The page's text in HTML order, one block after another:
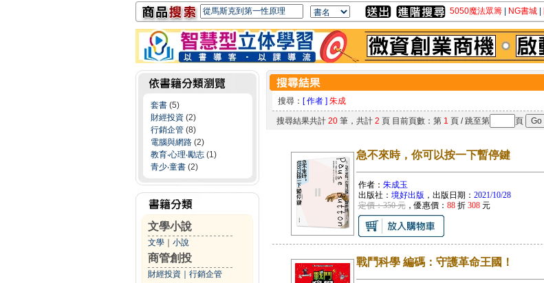
5050魔法眾籌 NG書城
套書 (5)
財經投資 (2)
行銷企管 (8)
電腦與網路 (2)
教育‧心理‧勵志 (1)
青少‧童書 (2)
文學小說
文學 小說
商管創投
財經投資 行銷企管
搜尋： [ 作者 ] 朱成
搜尋結果共計 20筆，共計 2 頁 目前頁數：第 1 頁 / 跳至第 頁
急不來時，你可以按一下暫停鍵
作者： 朱成玉
出版社： 境好出版 ，出版日期： 2021/10/28
定價：350 元，優惠價： 88折 308元
戰鬥科學 編碼：守護革命王國！